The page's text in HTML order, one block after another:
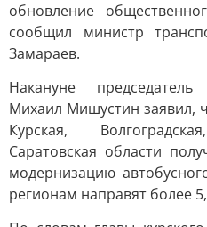
обновление
сообщил министр
Замараев.
Накануне
Михаил Мишустин заявил,
Курская,
Саратовская области
модернизацию
регионам направят более